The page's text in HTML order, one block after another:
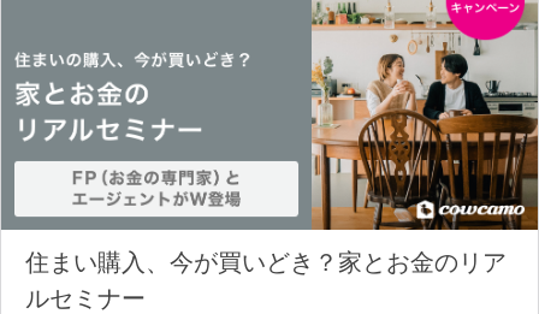
住まい購入、今が買いどき？家とお金のリア
ルセミナー